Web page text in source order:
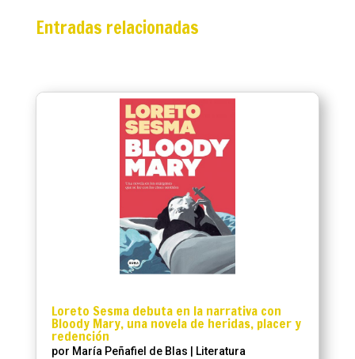
Entradas relacionadas
Loreto Sesma debuta en la narrativa con
Bloody Mary, una novela de heridas, placer y
redención
por María Peñafiel de Blas
Literatura